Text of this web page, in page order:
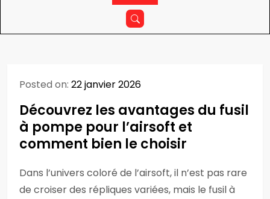
Posted on: 22 janvier 2026
Découvrez les avantages du fusil
à pompe pour l’airsoft et
comment bien le choisir
Dans l’univers coloré de l’airsoft, il n’est pas rare
de croiser des répliques variées, mais le fusil à